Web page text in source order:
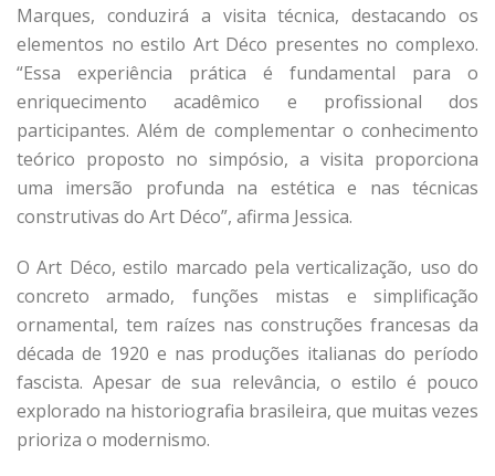
Marques, conduzirá a visita técnica, destacando os
elementos no estilo Art Déco presentes no complexo.
“Essa experiência prática é fundamental para o
enriquecimento acadêmico e profissional dos
participantes. Além de complementar o conhecimento
teórico proposto no simpósio, a visita proporciona
uma imersão profunda na estética e nas técnicas
construtivas do Art Déco”, afirma Jessica.
O Art Déco, estilo marcado pela verticalização, uso do
concreto armado, funções mistas e simplificação
ornamental, tem raízes nas construções francesas da
década de 1920 e nas produções italianas do período
fascista. Apesar de sua relevância, o estilo é pouco
explorado na historiografia brasileira, que muitas vezes
prioriza o modernismo.